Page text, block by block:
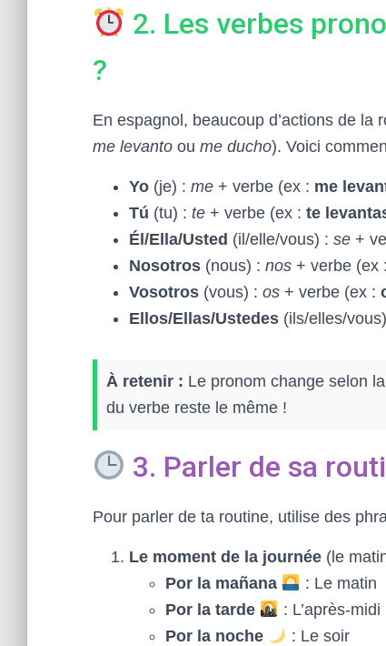
2. Les verbes
?
En espagnol, beaucoup d’actions de la
me levanto ou me ducho). Voici
Yo (je) : me + verbe (ex : me
Tú (tu) : te + verbe (ex : te
Él/Ella/Usted (il/elle/vous) : se +
Nosotros (nous) : nos + verbe (ex :
Vosotros (vous) : os + verbe (ex :
Ellos/Ellas/Ustedes (ils/elles/
À retenir : Le pronom change selon
du verbe reste le même !
3. Parler de sa
Pour parler de ta routine, utilise des
Le moment de la journée (le
Por la mañana
: Le matin
Por la tarde
: L’après-midi
Por la noche
: Le soir